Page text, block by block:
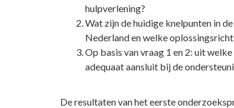
hulpverlening?
Wat zijn de huidige knelpunten in
Nederland en welke
Op basis van vraag 1 en 2: uit
adequaat aansluit bij de
De resultaten van het eerste